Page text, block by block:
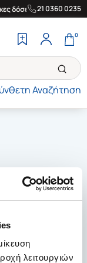
λειτουργιών
δόσεις |
21 0360 0235
Αναζήτηση
0